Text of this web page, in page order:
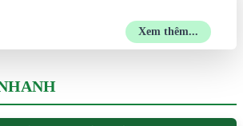
Xem thêm...